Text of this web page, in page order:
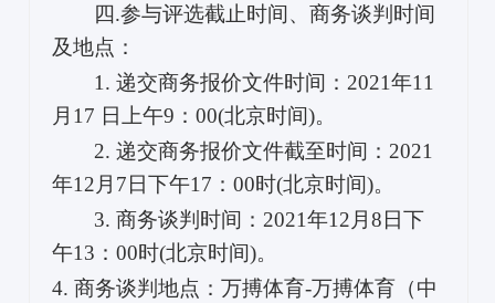
四.参与评选截止时间、商务谈判时间
及地点：
1. 递交商务报价文件时间：2021年11
月17 日上午9：00(北京时间)。
2. 递交商务报价文件截至时间：2021
年12月7日下午17：00时(北京时间)。
3. 商务谈判时间：2021年12月8日下
午13：00时(北京时间)。
4. 商务谈判地点：万搏体育-万搏体育（中